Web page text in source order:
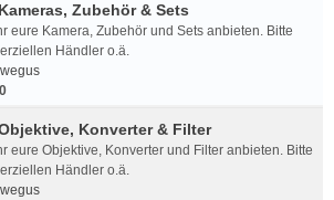
Zubehör & Sets
eure Kamera, Zubehör und Sets anbieten. Bitte
Händler o.ä.
wegus
Konverter & Filter
eure Objektive, Konverter und Filter anbieten. Bitte
Händler o.ä.
wegus